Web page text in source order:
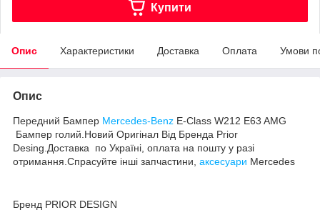
Купити
Опис Характеристики Доставка Оплата Умови
Опис
Передний Бампер Mercedes-Benz E-Class W212 E63 AMG
Бампер голий.Новий Оригінал Від Бренда Prior
Desing.Доставка по Україні, оплата на пошту у разі
отримання.Спрасуйте інші запчастини, аксесуари Mercedes
Бренд PRIOR DESIGN